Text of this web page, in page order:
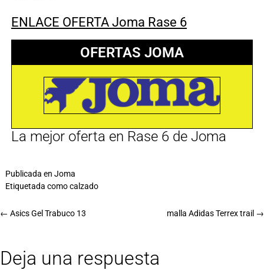
ENLACE OFERTA Joma Rase 6
OFERTAS JOMA
La mejor oferta en Rase 6 de Joma
Publicada en Joma
Etiquetada comocalzado
malla Adidas Terrex trail →
← Asics Gel Trabuco 13
Deja una respuesta